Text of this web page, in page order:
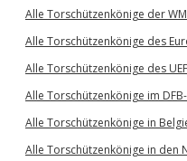
Alle Torschützenkönige der WM
Alle Torschützenkönige des
Alle Torschützenkönige des
Alle Torschützenkönige im
Alle Torschützenkönige in
Alle Torschützenkönige in den